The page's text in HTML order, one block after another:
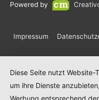
Powered by
Impressum
Diese Seite nutzt Website-
um ihre Dienste
Werbung entsprechend